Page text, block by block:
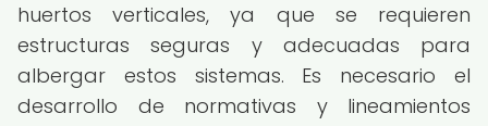
huertos verticales, ya que se requieren
estructuras seguras y adecuadas para
albergar estos sistemas. Es necesario el
desarrollo de normativas y lineamientos